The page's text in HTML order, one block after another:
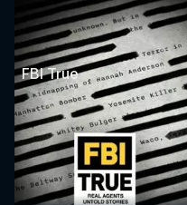
FBI True